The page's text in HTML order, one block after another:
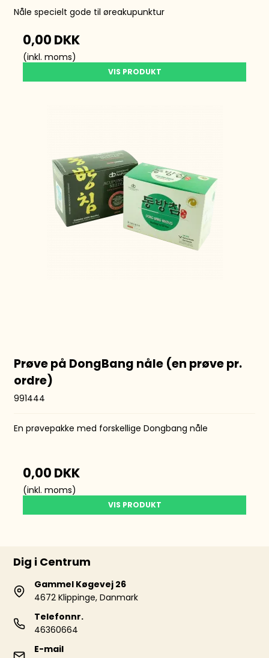
Nåle specielt gode til øreakupunktur
0,00 DKK
(inkl. moms)
VIS PRODUKT
Prøve på DongBang nåle (en prøve pr.
ordre)
991444
En prøvepakke med forskellige Dongbang nåle
0,00 DKK
(inkl. moms)
VIS PRODUKT
Dig i Centrum
Gammel Køgevej 26
4672 Klippinge, Danmark
Telefonnr.
46360664
E-mail